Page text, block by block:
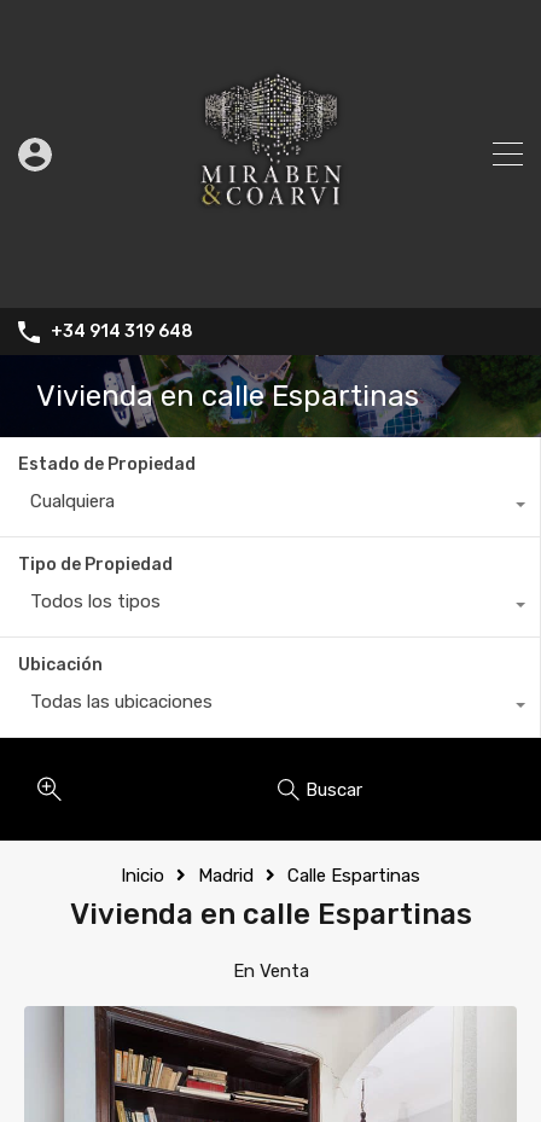
+34 914 319 648
Vivienda en calle Espartinas
Estado de Propiedad
Cualquiera
Tipo de Propiedad
Todos los tipos
Ubicación
Todas las ubicaciones
Buscar
Inicio Madrid Calle Espartinas
Vivienda en calle Espartinas
En Venta